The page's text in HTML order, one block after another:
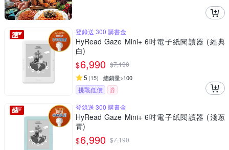
登錄送 300 購書金
HyRead Gaze Mini+ 6吋電子紙閱讀器 (經典
白)
$6,990 $7,190
5 (15) 總銷量>100
挑戰低價
券
登錄送 300 購書金
HyRead Gaze Mini+ 6吋電子紙閱讀器 (淺蔥
青)
$6,990 $7,190